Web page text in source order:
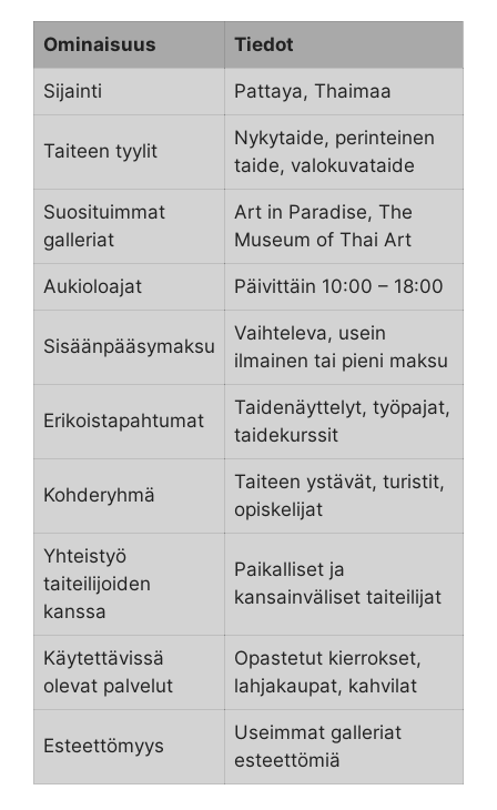
Ominaisuus Tiedot
Sijainti Pattaya, Thaimaa
Taiteen tyylit
Nykytaide, perinteinen
taide, valokuvataide
Suosituimmat
galleriat
Art in Paradise, The
Museum of Thai Art
Aukioloajat Päivittäin 10:00 – 18:00
Sisäänpääsymaksu
Vaihteleva, usein
ilmainen tai pieni maksu
Erikoistapahtumat
Taidenäyttelyt, työpajat,
taidekurssit
Kohderyhmä
Taiteen ystävät, turistit,
opiskelijat
Yhteistyö
taiteilijoiden
kanssa
Paikalliset ja
kansainväliset taiteilijat
Käytettävissä
olevat palvelut
Opastetut kierrokset,
lahjakaupat, kahvilat
Esteettömyys
Useimmat galleriat
esteettömiä